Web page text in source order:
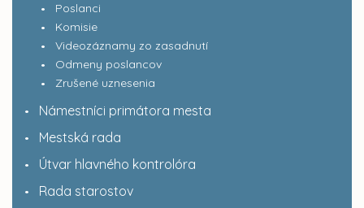
Poslanci
Komisie
Videozáznamy zo zasadnutí
Odmeny poslancov
Zrušené uznesenia
Námestníci primátora mesta
Mestská rada
Útvar hlavného kontrolóra
Rada starostov